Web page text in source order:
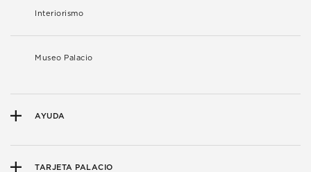
Interiorismo
Museo Palacio
AYUDA
TARJETA PALACIO